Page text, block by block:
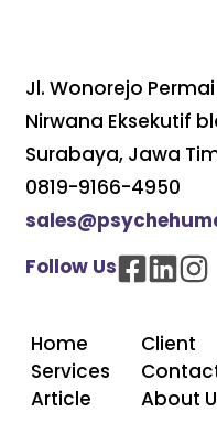
Jl. Wonorejo Permai
Nirwana Eksekutif
Surabaya, Jawa
0819-9166-4950
Follow Us
Home
Services
Article
Client
About